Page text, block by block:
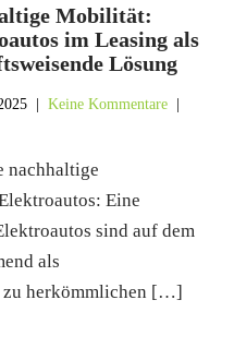
Mobilität:
im Leasing als
Lösung
|Keine Kommentare
nachhaltige
Eine
sind auf dem
als
zu herkömmlichen […]